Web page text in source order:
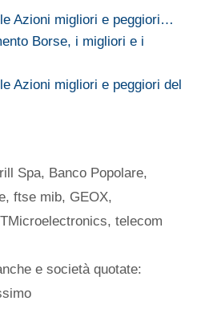
Azioni migliori e peggiori…
Borse, i migliori e i
Azioni migliori e peggiori del
Spa, Banco Popolare,
, ftse mib, GEOX,
, telecom
e società quotate: